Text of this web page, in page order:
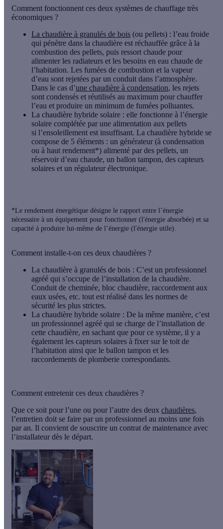
Comment fonctionnent ces deux systèmes de chauffage très
économiques ?
La chaudière à granulés de bois (ou pellets) : l’eau froide
qui pénètre dans la chaudière est réchauffée grâce à la
combustion des pellets, puis ressort chaude pour
alimenter les radiateurs et les besoins en eau chaude de
l’habitation. Les fumées de combustion et la vapeur
d’eau sont rejetées par un conduit dans l’atmosphère.
Dans le cas d’une chaudière à condensation, les rejets
sont condensés et réutilisés au maximum pour chauffer
l’eau et produire un minimum de fumées polluantes.
La chaudière hybride solaire : elle fonctionne à l’énergie
solaire complétée par une alimentation aux pellets
si l’ensoleillement est insuffisant. La chaudière hybride se
compose de 5 éléments : un générateur (à condensation
ou à haut rendement*) alimenté par des pellets, un
réservoir d’eau chaude, un ballon tampon, des capteurs
solaires et un régulateur électronique.
*Le rendement énergétique désigne le rapport entre l’énergie
nécessaire à un équipement pour fonctionner (l'énergie absorbée) et sa
capacité à produire lui-même de l’énergie (l'énergie utile).
Comment installe-t-on ces deux chaudières ?
La chaudière à granulés de bois : C’est un professionnel
agréé qui s’occupe de l’installation de la chaudière.
Conduit de cheminée, bloc chaudière, raccordement aux
eaux usées, etc. tout est réalisé dans les normes de
sécurité les plus strictes.
La chaudière hybride solaire : De la même manière, c’est
un professionnel agréé qui se charge de l’installation de
cette chaudière, en sachant que pour ce système, il y a
également les capteurs solaires à fixer sur le toit de
l’habitation ainsi que le ballon tampon et les
raccordements de plomberie correspondants.
Comment entretenir ces deux chaudières ?
Que ce soit pour l’une ou pour l’autre des deux chaudières,
l’entretien doit se faire par un professionnel au moins une fois
par an. Il convient de souscrire un contrat de maintenance avec
l’installateur dès le départ.